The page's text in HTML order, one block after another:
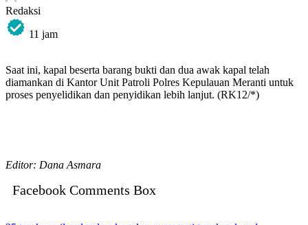
Redaksi
11 jam
Saat ini, kapal beserta barang bukti dan dua awak kapal telah
diamankan di Kantor Unit Patroli Polres Kepulauan Meranti untuk
proses penyelidikan dan penyidikan lebih lanjut. (RK12/*)
Editor: Dana Asmara
Facebook Comments Box